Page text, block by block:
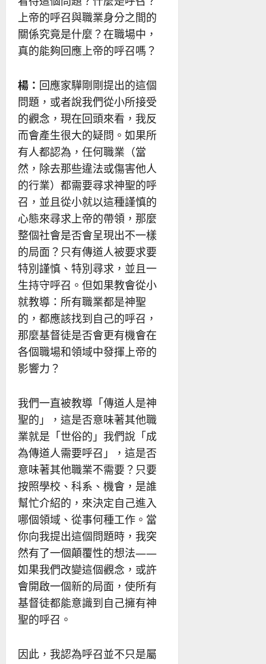
上帝的呼召與職業身分之間的
關係究竟是什麼？在職場中，
真的能夠回應上帝的呼召嗎？
楊： 回應家驊剛剛提出的這個
問題，或者說我們從小所接受
的觀念，現在回頭來看，我反
而會產生很大的疑問。如果所
有人都認為，任何職業（當
然，除去那些違法或傷害他人
的行業）都需要尋求神聖的呼
召，並且從小就以這種謹慎的
心態來尋求上帝的帶領，那麼
整個社會是否會呈現出不一樣
的局面？只有傳道人被要求要
特別謹慎、特別尋求，並且一
生持守呼召。但如果教會從小
就教導：所有職業都是神聖
的，都應該找到自己的呼召，
那麼基督徒是否會更有機會在
各個職場和領域中發揮上帝的
影響力？
我們一直被教導「傳道人是神
聖的」，這是否意味著其他職
業就是「世俗的」我們說「成
為傳道人需要呼召」，這是否
意味著其他職業不需要？只要
按照學校、科系、機會，是誰
幫忙介紹的，來決定自己進入
哪個領域、從事何種工作。當
你向我提出這個問題時，我突
然有了一個顛覆性的想法——
如果我們改變這個觀念，或許
會開啟一個新的局面，使所有
基督徒都能意識到自己擁有神
聖的呼召。
因此，我認為呼召並不只是屬